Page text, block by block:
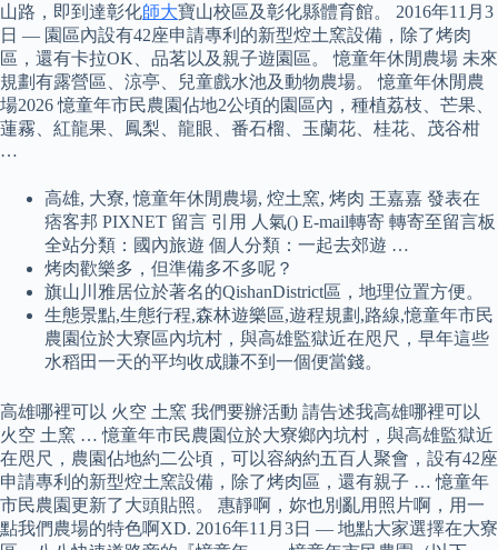
山路，即到達彰化師大寶山校區及彰化縣體育館。 2016年11月3
日 — 園區內設有42座申請專利的新型焢土窯設備，除了烤肉
區，還有卡拉OK、品茗以及親子遊園區。 憶童年休閒農場 未來
規劃有露營區、涼亭、兒童戲水池及動物農場。 憶童年休閒農
場2026 憶童年市民農園佔地2公頃的園區內，種植荔枝、芒果、
蓮霧、紅龍果、鳳梨、龍眼、番石榴、玉蘭花、桂花、茂谷柑
…
高雄, 大寮, 憶童年休閒農場, 焢土窯, 烤肉 王嘉嘉 發表在
痞客邦 PIXNET 留言 引用 人氣() E-mail轉寄 轉寄至留言板
全站分類：國內旅遊 個人分類：一起去郊遊 …
烤肉歡樂多，但準備多不多呢？
旗山川雅居位於著名的QishanDistrict區，地理位置方便。
生態景點,生態行程,森林遊樂區,遊程規劃,路線,憶童年市民
農園位於大寮區內坑村，與高雄監獄近在咫尺，早年這些
水稻田一天的平均收成賺不到一個便當錢。
高雄哪裡可以 火空 土窯 我們要辦活動 請告述我高雄哪裡可以
火空 土窯 … 憶童年市民農園位於大寮鄉內坑村，與高雄監獄近
在咫尺，農園佔地約二公頃，可以容納約五百人聚會，設有42座
申請專利的新型焢土窯設備，除了烤肉區，還有親子 … 憶童年
市民農園更新了大頭貼照。 惠靜啊，妳也別亂用照片啊，用一
點我們農場的特色啊XD. 2016年11月3日 — 地點大家選擇在大寮